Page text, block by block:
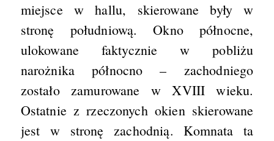
miejsce w hallu, skierowane były w
stronę południową. Okno północne,
ulokowane faktycznie w pobliżu
narożnika północno – zachodniego
zostało zamurowane w XVIII wieku.
Ostatnie z rzeczonych okien skierowane
jest w stronę zachodnią. Komnata ta